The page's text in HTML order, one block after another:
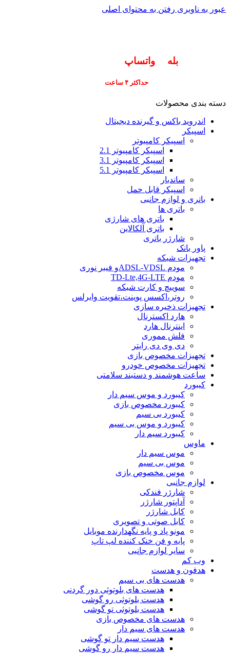
عبور به ناوبری رفتن به محتوای اصلی
بله واتساپ
حداکثر ۴ ساعت
دسته بندی محصولات
اندروید باکس و گیرنده دیجیتال
اسپیکر
اسپیکر کامپیوتر
اسپیکر کامپیوتر 2.1
اسپیکر کامپیوتر 3.1
اسپیکر کامپیوتر 5.1
ساندبار
اسپیکر قابل حمل
باتری و لوازم جانبی
باتری ها
باتری های شارژی
باتری آلکالاین
شارژر باتری
پاور بانک
تجهیزات شبکه
مودم ADSL-VDSLو فیبر نوری
مودم TD-Lte,4G-LTE
سوییچ و کارت شبکه
روتر،اکسس پوینت،تقویت وایرلس
تجهیزات ذخیره سازی
هارد اکسترنال
اینترنال هارد
فلش مموری
دی وی دی رایتر
تجهیزات مخصوص بازی
تجهیزات مخصوص خودرو
ساعت هوشمند و دستبند سلامتی
کیبورد
کیبورد و موس سیم دار
کیبورد مخصوص بازی
کیبورد بی سیم
کیبورد و موس بی سیم
کیبورد سیم دار
ماوس
موس سیم دار
موس بی سیم
موس مخصوص بازی
لوازم جانبی
شارژر فندکی
آداپتور شارژر
کابل شارژر
کابل صوتی و تصویری
مونو پاد و پایه نگهدارنده موبایل
پایه و فن خنک کننده لپ تاپ
سایر لوازم جانبی
وب کم
هدفون و هدست
هدست های بی سیم
هدست های بلوتوثی دور گردنی
هدست بلوتوثی رو گوشی
هدست بلوتوثی تو گوشی
هدست های مخصوص بازی
هدست های سیم دار
هدست سیم دار تو گوشی
هدست سیم دار رو گوشی